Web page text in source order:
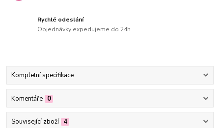
Rychlé odeslání
Objednávky expedujeme do 24h
Kompletní specifikace
Komentáře 0
Související zboží 4